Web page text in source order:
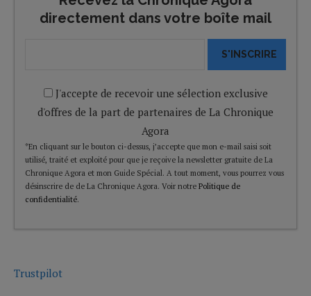
directement dans votre boîte mail
S'INSCRIRE
J'accepte de recevoir une sélection exclusive
d'offres de la part de partenaires de La Chronique
Agora
*En cliquant sur le bouton ci-dessus, j’accepte que mon e-mail saisi soit
utilisé, traité et exploité pour que je reçoive la newsletter gratuite de La
Chronique Agora et mon Guide Spécial. A tout moment, vous pourrez vous
désinscrire de de La Chronique Agora. Voir notre Politique de
confidentialité.
Trustpilot